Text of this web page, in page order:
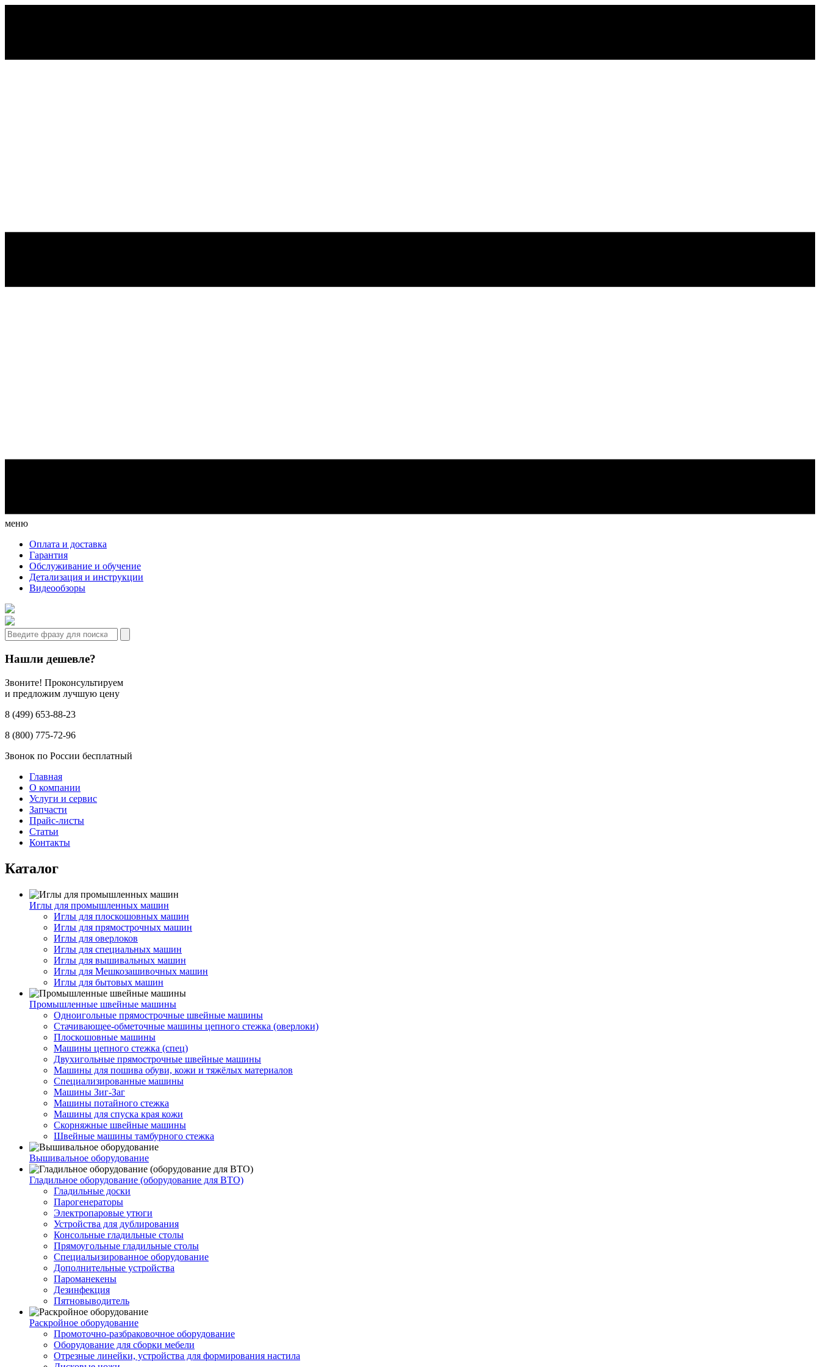
меню
Оплата и доставка
Гарантия
Обслуживание и обучение
Детализация и инструкции
Видеообзоры
Нашли дешевле?
Звоните! Проконсультируем
и предложим лучшую цену
8 (499) 653-88-23
8 (800) 775-72-96
Звонок по России бесплатный
Главная
О компании
Услуги и сервис
Запчасти
Прайс-листы
Статьи
Контакты
Каталог
Иглы для промышленных машин
Иглы для плоскошовных машин
Иглы для прямострочных машин
Иглы для оверлоков
Иглы для специальных машин
Иглы для вышивальных машин
Иглы для Мешкозашивочных машин
Иглы для бытовых машин
Промышленные швейные машины
Одноигольные прямострочные швейные машины
Стачивающее-обметочные машины цепного стежка (оверлоки)
Плоскошовные машины
Машины цепного стежка (спец)
Двухигольные прямострочные швейные машины
Машины для пошива обуви, кожи и тяжёлых материалов
Специализированные машины
Машины Зиг-Заг
Машины потайного стежка
Машины для спуска края кожи
Скорняжные швейные машины
Швейные машины тамбурного стежка
Вышивальное оборудование
Гладильное оборудование (оборудование для ВТО)
Гладильные доски
Парогенераторы
Электропаровые утюги
Устройства для дублирования
Консольные гладильные столы
Прямоугольные гладильные столы
Специальизированное оборудование
Дополнительные устройства
Пароманекены
Дезинфекция
Пятновыводитель
Раскройное оборудование
Промоточно-разбраковочное оборудование
Оборудование для сборки мебели
Отрезные линейки, устройства для формирования настила